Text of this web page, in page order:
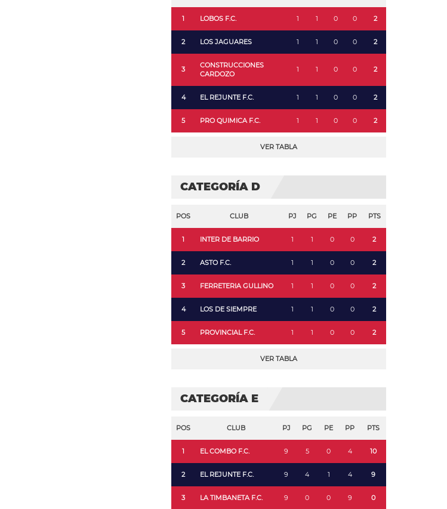
1 LOBOS F.C. 1 1 0 0 2
2 LOS JAGUARES 1 1 0 0 2
3
CONSTRUCCIONES
CARDOZO
1 1 0 0 2
4 EL REJUNTE F.C. 1 1 0 0 2
5 PRO QUIMICA F.C. 1 1 0 0 2
VER TABLA
CATEGORÍA D
POS CLUB PJ PG PE PP PTS
1 INTER DE BARRIO 1 1 0 0 2
2 ASTO F.C. 1 1 0 0 2
3 FERRETERIA GULLINO 1 1 0 0 2
4 LOS DE SIEMPRE 1 1 0 0 2
5 PROVINCIAL F.C. 1 1 0 0 2
VER TABLA
CATEGORÍA E
POS CLUB PJ PG PE PP PTS
1 EL COMBO F.C. 9 5 0 4 10
2 EL REJUNTE F.C. 9 4 1 4 9
3 LA TIMBANETA F.C. 9 0 0 9 0